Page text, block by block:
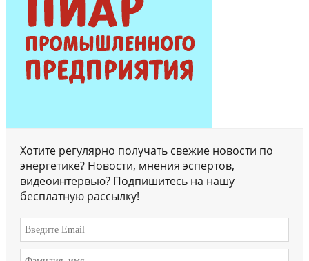
Хотите регулярно получать свежие новости по
энергетике? Новости, мнения эспертов,
видеоинтервью? Подпишитесь на нашу
бесплатную рассылку!